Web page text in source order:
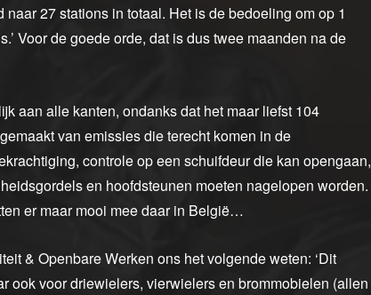
27 stations in totaal. Het is de bedoeling om op 1
Voor de goede orde, dat is dus twee maanden na de
aan alle kanten, ondanks dat het maar liefst 104
van emissies die terecht komen in de
controle op een schuifdeur die kan opengaan,
en hoofdsteunen moeten nagelopen worden.
er maar mooi mee daar in België…
& Openbare Werken ons het volgende weten: ‘Dit
ook voor driewielers, vierwielers en brommobielen (allen